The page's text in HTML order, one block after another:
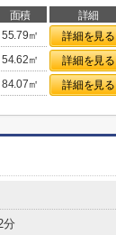
面積 詳細
55.79㎡ 詳細を見る
54.62㎡ 詳細を見る
84.07㎡ 詳細を見る
分